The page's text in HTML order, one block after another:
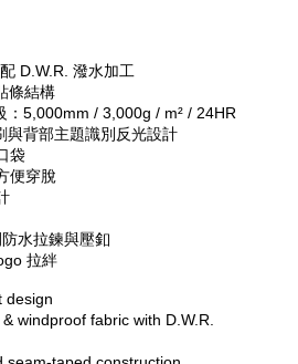
D.W.R. 潑水加工
條結構
：5,000mm / 3,000g / m² / 24HR
與背部主題識別反光設計
袋
便穿脫
水拉鍊與壓釦
拉絆
design
windproof fabric with D.W.R.